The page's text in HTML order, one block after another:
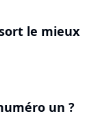
le mieux
un ?